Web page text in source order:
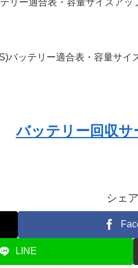
リー適合表・容量サイズアッ
バッテリー適合表・容量サイ
バッテリー回収サ
シェ
LINE